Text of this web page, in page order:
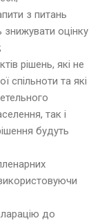
з питань
знижувати оцінку
рішень, які не
спільноти та які
так і
будуть
до